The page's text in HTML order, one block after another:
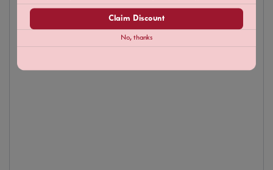
Claim Discount
No, thanks